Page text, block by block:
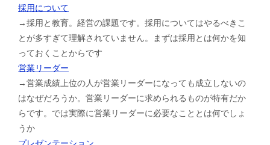
採用について
→採用と教育。経営の課題です。採用についてはやるべきこ
とが多すぎて理解されていません。まずは採用とは何かを知
っておくことからです
営業リーダー
→営業成績上位の人が営業リーダーになっても成立しないの
はなぜだろうか。営業リーダーに求められるものが特有だか
らです。では実際に営業リーダーに必要なこととは何でしょ
うか
プレゼンテーション